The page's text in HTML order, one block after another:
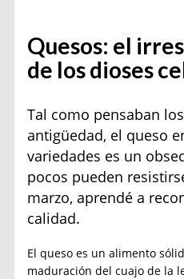
Quesos: el
de los dioses
Tal como pensaban
antigüedad, el queso
variedades es un
pocos pueden
marzo, aprendé a
calidad.
El queso es un alimento
maduración del cuajo de la